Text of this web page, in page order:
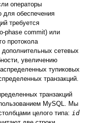
операторы
для обеспечения
требуется
phase commit) или
протокола
сетевых
увеличению
тупиковых
транзакций.
транзакций
MySQL. Мы
целого типа: id